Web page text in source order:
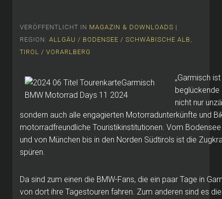
VERÖFFENTLICHT IN MAGAZIN & DOWNLOADS |
REGION: ALLGÄU / BODENSEE / SCHWÄBISCHE ALB ,
TIROL / VORARLBERG
„Garmisch
beglückende
nicht nur
sondern auch alle engagierten Motorradunterkünfte und
motorradfreundliche Touristikinstitutionen. Vom
und von München bis in den Norden Südtirols ist die
spüren.
Da sind zum einen die BMW-Fans, die ein paar Tage in
von dort ihre Tagestouren fahren. Zum anderen sind es